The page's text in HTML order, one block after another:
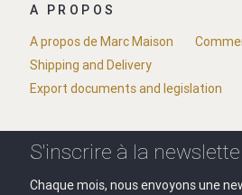
A PROPOS
A propos de Marc Maison
Shipping and Delivery
Export documents and legislation
S'inscrire à la
Chaque mois, nous envoyons une